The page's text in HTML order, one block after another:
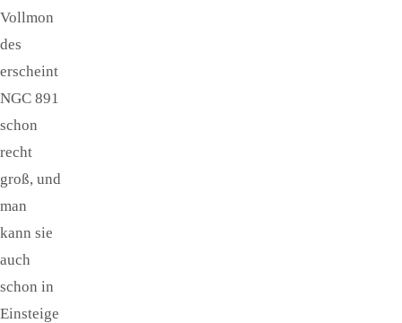
Vollmon
des
erscheint
NGC 891
schon
recht
groß, und
man
kann sie
auch
schon in
Einsteige